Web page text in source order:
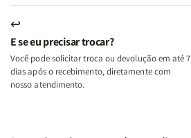
↩
E se eu precisar trocar?
Você pode solicitar troca ou devolução em até 7
dias após o recebimento, diretamente com
nosso atendimento.